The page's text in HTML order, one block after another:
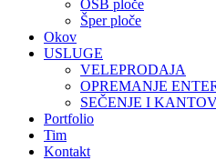
OSB ploče
Šper ploče
Okov
USLUGE
VELEPRODAJA
OPREMANJE
SEČENJE I
Portfolio
Tim
Kontakt